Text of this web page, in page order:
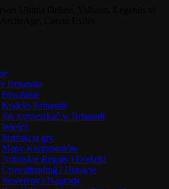
Britannia
Powitanie
Kodeks Britannii
Jak zamieszkać w Britannii
Wieści
Instrukcja gry
Mapy Kontynentów
Autorskie Reguły i Dodatki
Crowdfunding i Donacje
Suwereny i Nagrody